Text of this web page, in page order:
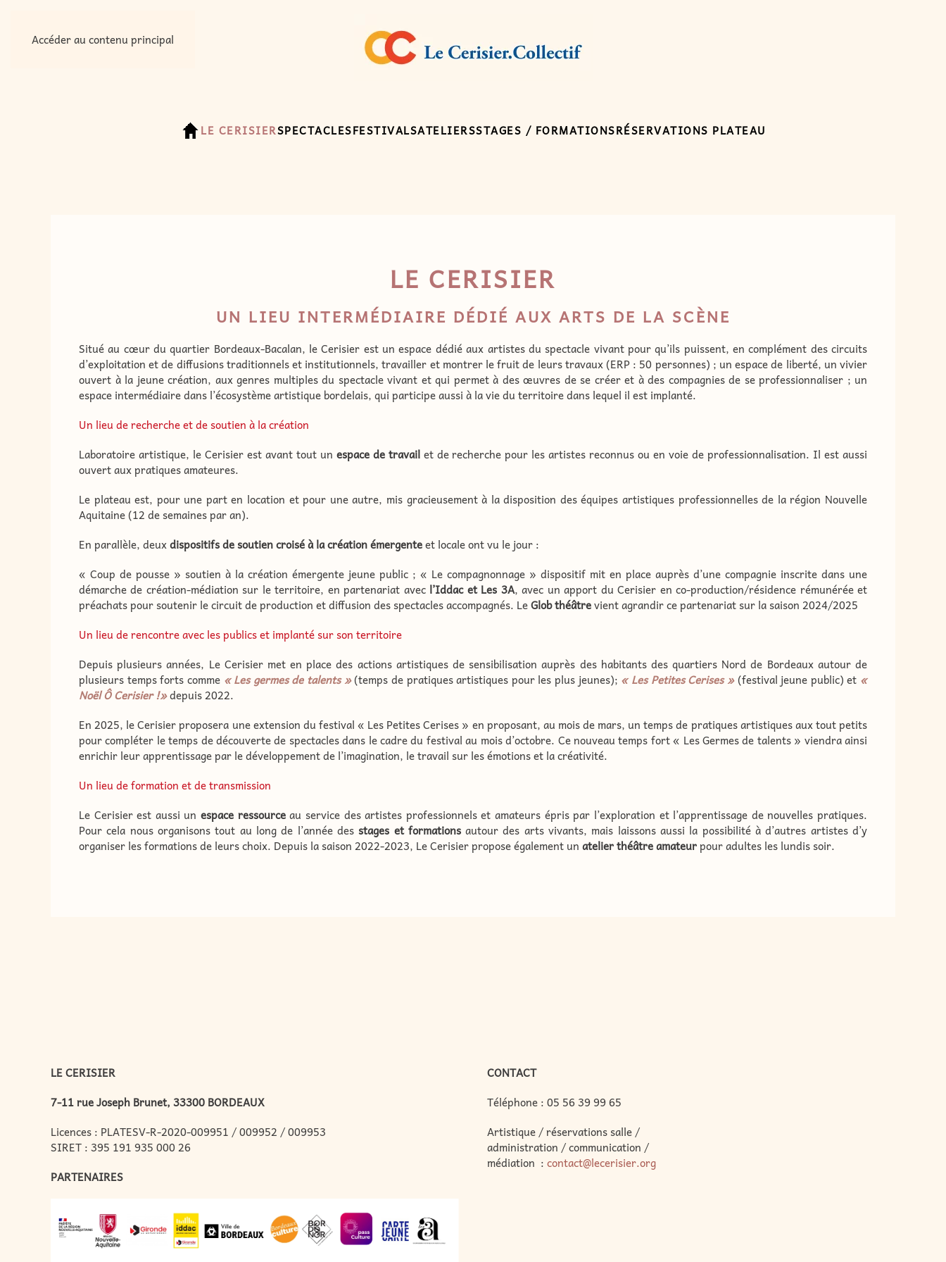
Accéder au contenu principal
LE CERISIERSPECTACLESFESTIVALSATELIERSSTAGES / FORMATIONSRÉSERVATIONS PLATEAU
LE CERISIER
UN LIEU INTERMÉDIAIRE DÉDIÉ AUX ARTS DE LA SCÈNE
Situé au cœur du quartier Bordeaux-Bacalan, le Cerisier est un espace dédié aux artistes du spectacle vivant pour qu’ils puissent, en complément des circuits
d’exploitation et de diffusions traditionnels et institutionnels, travailler et montrer le fruit de leurs travaux (ERP : 50 personnes) ; un espace de liberté, un vivier
ouvert à la jeune création, aux genres multiples du spectacle vivant et qui permet à des œuvres de se créer et à des compagnies de se professionnaliser ; un
espace intermédiaire dans l’écosystème artistique bordelais, qui participe aussi à la vie du territoire dans lequel il est implanté.
Un lieu de recherche et de soutien à la création
Laboratoire artistique, le Cerisier est avant tout un espace de travailet de recherche pour les artistes reconnus ou en voie de professionnalisation. Il est aussi
ouvert aux pratiques amateures.
Le plateau est, pour une part en location et pour une autre, mis gracieusement à la disposition des équipes artistiques professionnelles de la région Nouvelle
Aquitaine (12 de semaines par an).
En parallèle, deuxdispositifs de soutien croisé à la création émergenteet locale ont vu le jour :
« Coup de pousse » soutien à la création émergente jeune public ; « Le compagnonnage » dispositif mit en place auprès d’une compagnie inscrite dans une
démarche de création-médiation sur le territoire, en partenariat avec l’Iddac et Les 3A, avec un apport du Cerisier en co-production/résidence rémunérée et
préachats pour soutenir le circuit de production et diffusion des spectacles accompagnés. LeGlob théâtrevient agrandir ce partenariat sur la saison 2024/2025
Un lieu de rencontre avec les publics et implanté sur son territoire
Depuis plusieurs années, Le Cerisier met en place des actions artistiques de sensibilisation auprès des habitants des quartiers Nord de Bordeaux autour de
plusieurs temps forts comme « Les germes de talents »(temps de pratiques artistiques pour les plus jeunes); « Les Petites Cerises »(festival jeune public) et «
Noël Ô Cerisier !»depuis 2022.
En 2025, le Cerisier proposera une extension du festival « Les Petites Cerises » en proposant, au mois de mars, un temps de pratiques artistiques aux tout petits
pour compléter le temps de découverte de spectacles dans le cadre du festival au mois d’octobre. Ce nouveau temps fort « Les Germes de talents » viendra ainsi
enrichir leur apprentissage par le développement de l’imagination, le travail sur les émotions et la créativité.
Un lieu de formation et de transmission
Le Cerisier est aussi unespace ressourceau service des artistes professionnels et amateurs épris par l’exploration et l’apprentissage de nouvelles pratiques.
Pour cela nous organisons tout au long de l’année des stages et formationsautour des arts vivants, mais laissons aussi la possibilité à d’autres artistes d’y
organiser les formations de leurs choix. Depuis la saison 2022-2023, Le Cerisier propose également un atelier théâtre amateur pour adultes les lundis soir.
LE CERISIER
7-11 rue Joseph Brunet, 33300 BORDEAUX
Licences : PLATESV-R-2020-009951 / 009952 / 009953
SIRET : 395 191 935 000 26
PARTENAIRES
CONTACT
Téléphone : 05 56 39 99 65
Artistique / réservations salle /
administration / communication /
médiation : contact@lecerisier.org